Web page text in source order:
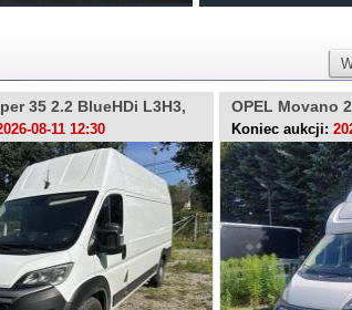
35 2.2 BlueHDi L3H3,
08-11 12:30
OPEL Movano
Koniec aukcji: